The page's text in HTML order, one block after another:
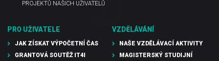
PROJEKTŮ NAŠICH UŽIVATELŮ
PRO UŽIVATELE
JAK ZÍSKAT VÝPOČETNÍ ČAS
GRANTOVÁ SOUTĚŽ IT4I
VZDĚLÁVÁNÍ
NAŠE VZDĚLÁVACÍ AKTIVITY
MAGISTERSKÝ STUDIJNÍ